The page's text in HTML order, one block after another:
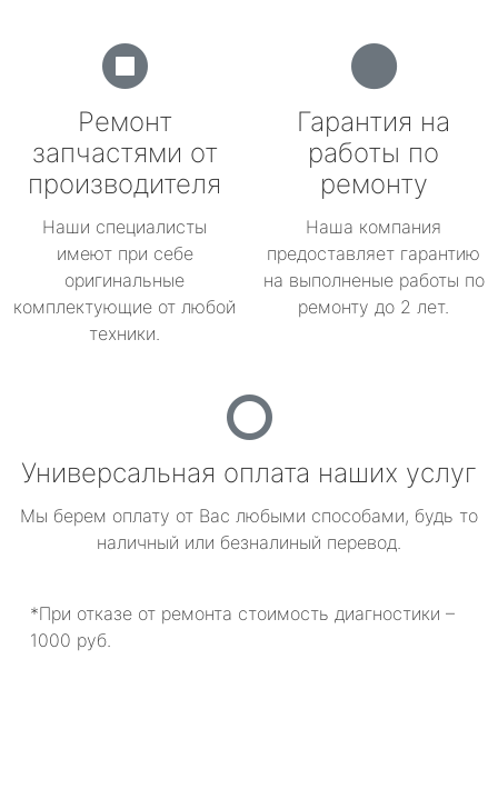
Ремонт
запчастями от
производителя
Наши специалисты
имеют при себе
оригинальные
комплектующие от любой
техники.
Гарантия на
работы по
ремонту
Наша компания
предоставляет гарантию
на выполненые работы по
ремонту до 2 лет.
Универсальная оплата наших услуг
Мы берем оплату от Вас любыми способами, будь то
наличный или безналиный перевод.
*При отказе от ремонта стоимость диагностики –
1000 руб.